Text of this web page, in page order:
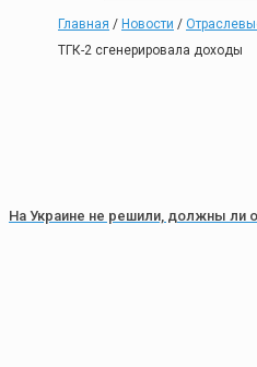
Главная / Новости /
ТГК-2 сгенерировала доходы
На Украине не решили, должны ли